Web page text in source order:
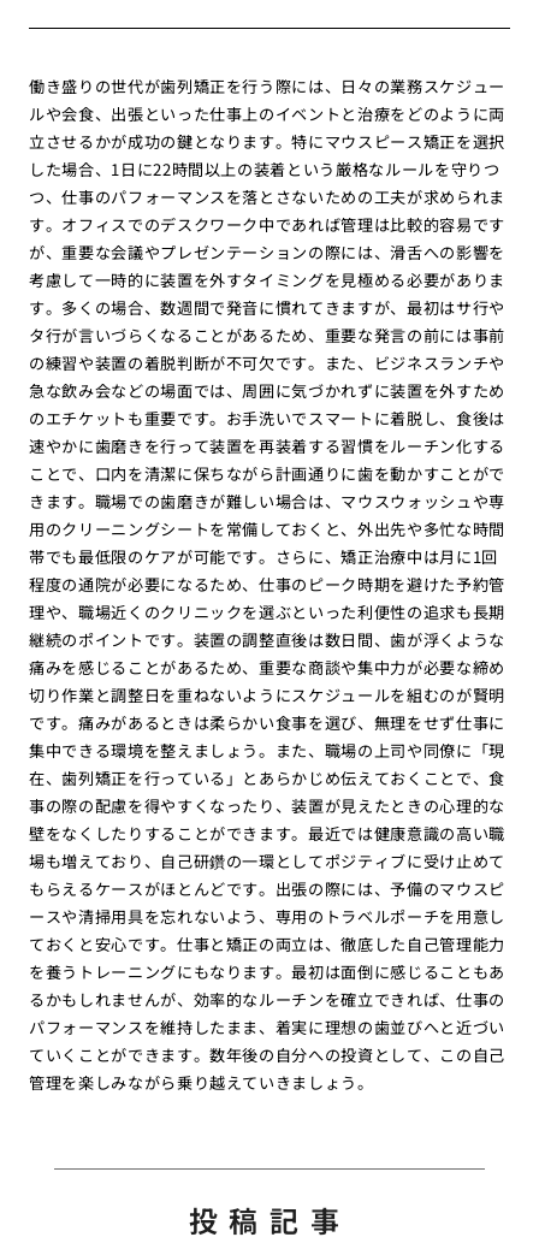
働き盛りの世代が歯列矯正を行う際には、日々の業務スケジュー
ルや会食、出張といった仕事上のイベントと治療をどのように両
立させるかが成功の鍵となります。特にマウスピース矯正を選択
した場合、1日に22時間以上の装着という厳格なルールを守りつ
つ、仕事のパフォーマンスを落とさないための工夫が求められま
す。オフィスでのデスクワーク中であれば管理は比較的容易です
が、重要な会議やプレゼンテーションの際には、滑舌への影響を
考慮して一時的に装置を外すタイミングを見極める必要がありま
す。多くの場合、数週間で発音に慣れてきますが、最初はサ行や
タ行が言いづらくなることがあるため、重要な発言の前には事前
の練習や装置の着脱判断が不可欠です。また、ビジネスランチや
急な飲み会などの場面では、周囲に気づかれずに装置を外すため
のエチケットも重要です。お手洗いでスマートに着脱し、食後は
速やかに歯磨きを行って装置を再装着する習慣をルーチン化する
ことで、口内を清潔に保ちながら計画通りに歯を動かすことがで
きます。職場での歯磨きが難しい場合は、マウスウォッシュや専
用のクリーニングシートを常備しておくと、外出先や多忙な時間
帯でも最低限のケアが可能です。さらに、矯正治療中は月に1回
程度の通院が必要になるため、仕事のピーク時期を避けた予約管
理や、職場近くのクリニックを選ぶといった利便性の追求も長期
継続のポイントです。装置の調整直後は数日間、歯が浮くような
痛みを感じることがあるため、重要な商談や集中力が必要な締め
切り作業と調整日を重ねないようにスケジュールを組むのが賢明
です。痛みがあるときは柔らかい食事を選び、無理をせず仕事に
集中できる環境を整えましょう。また、職場の上司や同僚に「現
在、歯列矯正を行っている」とあらかじめ伝えておくことで、食
事の際の配慮を得やすくなったり、装置が見えたときの心理的な
壁をなくしたりすることができます。最近では健康意識の高い職
場も増えており、自己研鑽の一環としてポジティブに受け止めて
もらえるケースがほとんどです。出張の際には、予備のマウスピ
ースや清掃用具を忘れないよう、専用のトラベルポーチを用意し
ておくと安心です。仕事と矯正の両立は、徹底した自己管理能力
を養うトレーニングにもなります。最初は面倒に感じることもあ
るかもしれませんが、効率的なルーチンを確立できれば、仕事の
パフォーマンスを維持したまま、着実に理想の歯並びへと近づい
ていくことができます。数年後の自分への投資として、この自己
管理を楽しみながら乗り越えていきましょう。
投稿記事